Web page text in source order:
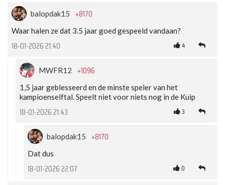
balopdak15 +8170
Waar halen ze dat 3.5 jaar goed gespeeld vandaan?
18-01-2026 21:40 4
MWFR12 +1096
1,5 jaar geblesseerd en de minste speler van het
kampioenselftal. Speelt niet voor niets nog in de Kuip
18-01-2026 21:43 3
balopdak15 +8170
Dat dus
18-01-2026 22:07 0